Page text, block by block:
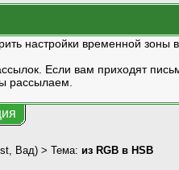
настройки временной
Если вам приходят
рассылаем.
Вад) > Тема: из RGB в HSB